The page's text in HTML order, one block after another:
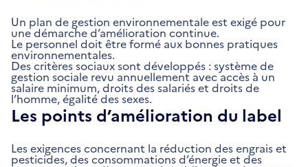
Un plan de gestion environnementale est exigé pour
une démarche d’amélioration continue.
Le personnel doit être formé aux bonnes pratiques
environnementales.
Des critères sociaux sont développés : système de
gestion sociale revu annuellement avec accès à un
salaire minimum, droits des salariés et droits de
l’homme, égalité des sexes.
Les points d’amélioration du label
Les exigences concernant la réduction des engrais et
pesticides, des consommations d’énergie et des